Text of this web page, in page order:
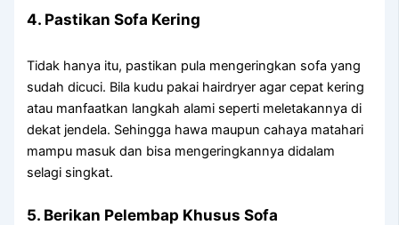
4. Pastikan Sofa Kering
Tidak hanya itu, pastikan pula mengeringkan sofa yang
sudah dicuci. Bila kudu pakai hairdryer agar cepat kering
atau manfaatkan langkah alami seperti meletakannya di
dekat jendela. Sehingga hawa maupun cahaya matahari
mampu masuk dan bisa mengeringkannya didalam
selagi singkat.
5. Berikan Pelembap Khusus Sofa